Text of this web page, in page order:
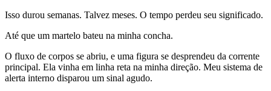
Isso durou semanas. Talvez meses. O tempo perdeu seu significado.
Até que um martelo bateu na minha concha.
O fluxo de corpos se abriu, e uma figura se desprendeu da corrente
principal. Ela vinha em linha reta na minha direção. Meu sistema de
alerta interno disparou um sinal agudo.